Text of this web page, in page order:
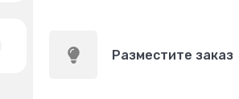
Разместите заказ